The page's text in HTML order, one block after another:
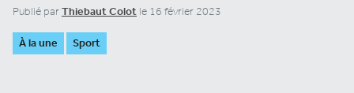
Publié parThiebaut Colot le 16 février 2023
À la une Sport